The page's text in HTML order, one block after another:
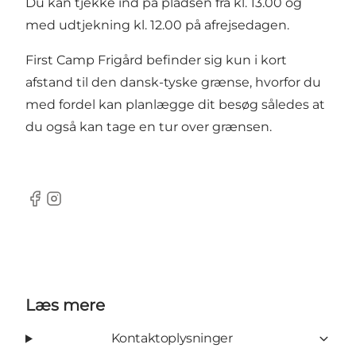
Du kan tjekke ind på pladsen fra kl. 13.00 og
med udtjekning kl. 12.00 på afrejsedagen.
First Camp Frigård befinder sig kun i kort
afstand til den dansk-tyske grænse, hvorfor du
med fordel kan planlægge dit besøg således at
du også kan tage en tur over grænsen.
Facebook
Instagram
Læs mere
Kontaktoplysninger